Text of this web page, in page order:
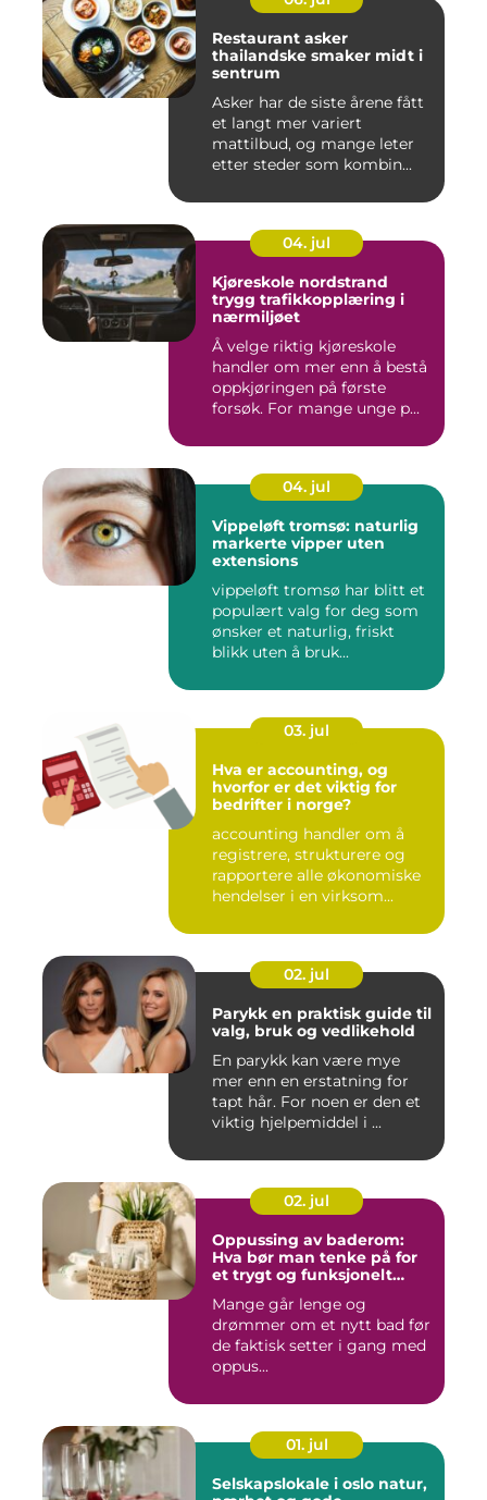
Restaurant asker
thailandske smaker midt i
sentrum
Asker har de siste årene fått
et langt mer variert
mattilbud, og mange leter
etter steder som kombin...
04. jul
Kjøreskole nordstrand
trygg trafikkopplæring i
nærmiljøet
Å velge riktig kjøreskole
handler om mer enn å bestå
oppkjøringen på første
forsøk. For mange unge p...
04. jul
Vippeløft tromsø: naturlig
markerte vipper uten
extensions
vippeløft tromsø har blitt et
populært valg for deg som
ønsker et naturlig, friskt
blikk uten å bruk...
03. jul
Hva er accounting, og
hvorfor er det viktig for
bedrifter i norge?
accounting handler om å
registrere, strukturere og
rapportere alle økonomiske
hendelser i en virksom...
02. jul
Parykk en praktisk guide til
valg, bruk og vedlikehold
En parykk kan være mye
mer enn en erstatning for
tapt hår. For noen er den et
viktig hjelpemiddel i ...
02. jul
Oppussing av baderom:
Hva bør man tenke på for
et trygt og funksjonelt
Mange går lenge og
drømmer om et nytt bad før
de faktisk setter i gang med
oppus...
01. jul
Selskapslokale i oslo natur,